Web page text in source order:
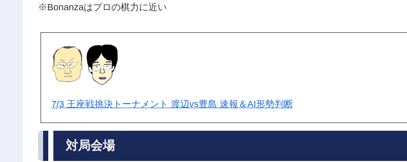
※Bonanzaはプロの棋力に近い
7/3 王座戦挑決トーナメント 渡辺vs豊島 速報＆AI形勢判断
対局会場